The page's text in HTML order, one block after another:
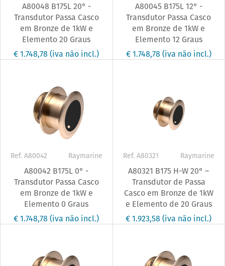
A80048 B175L 20° -
Transdutor Passa Casco
em Bronze de 1kW e
Elemento 20 Graus
€ 1.748,78(iva não incl.)
A80045 B175L 12° -
Transdutor Passa Casco
em Bronze de 1kW e
Elemento 12 Graus
€ 1.748,78 (iva não incl.)
Ref. A80042 Raymarine
A80042 B175L 0° -
Transdutor Passa Casco
em Bronze de 1kW e
Elemento 0 Graus
€ 1.748,78(iva não incl.)
Ref. A80321 Raymarine
A80321 B175 H-W 20° –
Transdutor de Passa
Casco em Bronze de 1kW
e Elemento de 20 Graus
€ 1.923,58(iva não incl.)